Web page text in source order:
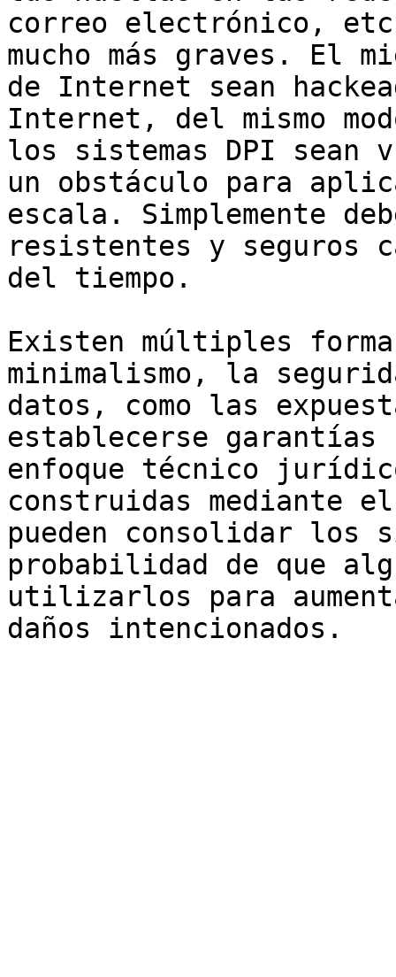
correo electrónico,
mucho más graves. El
de Internet sean
Internet, del mismo
los sistemas DPI sean
un obstáculo para
escala. Simplemente
resistentes y seguros
del tiempo.
Existen múltiples
minimalismo, la
datos, como las
establecerse
enfoque técnico
construidas mediante
pueden consolidar los
probabilidad de que
utilizarlos para